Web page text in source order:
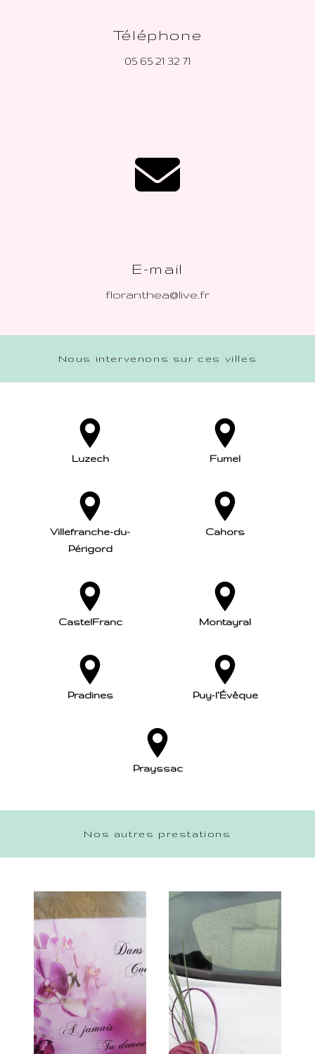
Téléphone
05 65 21 32 71
E-mail
floranthea@live.fr
Nous intervenons sur ces villes
Luzech Fumel
Villefranche-du-
Périgord
Cahors
CastelFranc Montayral
Pradines Puy-l'Évêque
Prayssac
Nos autres prestations